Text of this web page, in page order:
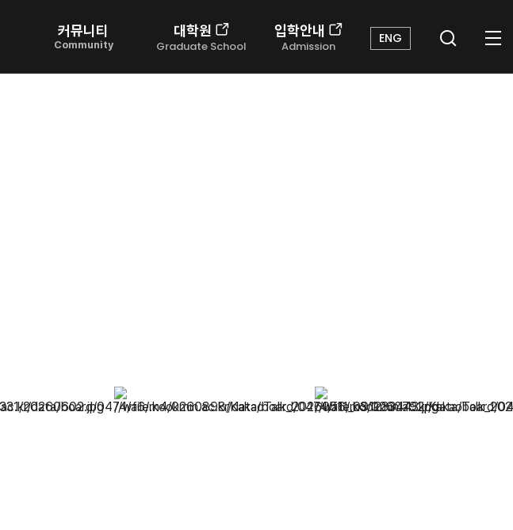
커뮤니티
Community
대학원
Graduate School
입학안내
Admission
ENG